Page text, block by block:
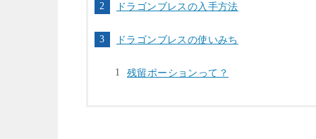
ドラゴンブレスの入手方法
ドラゴンブレスの使いみち
残留ポーションって？